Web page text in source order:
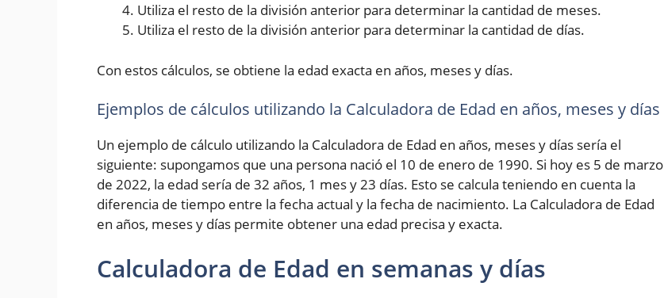
Utiliza el resto de la división anterior para determinar la cantidad de meses.
Utiliza el resto de la división anterior para determinar la cantidad de días.
Con estos cálculos, se obtiene la edad exacta en años, meses y días.
Ejemplos de cálculos utilizando la Calculadora de Edad en años, meses y días
Un ejemplo de cálculo utilizando la Calculadora de Edad en años, meses y días sería el
siguiente: supongamos que una persona nació el 10 de enero de 1990. Si hoy es 5 de marzo
de 2022, la edad sería de 32 años, 1 mes y 23 días. Esto se calcula teniendo en cuenta la
diferencia de tiempo entre la fecha actual y la fecha de nacimiento. La Calculadora de Edad
en años, meses y días permite obtener una edad precisa y exacta.
Calculadora de Edad en semanas y días